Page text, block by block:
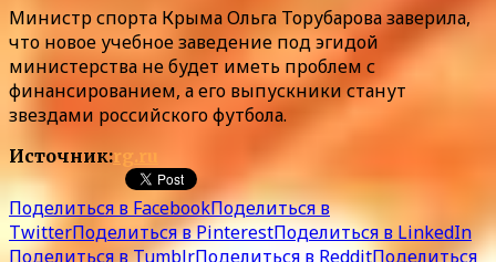
Министр спорта Крыма Ольга Торубарова заверила,
что новое учебное заведение под эгидой
министерства не будет иметь проблем с
финансированием, а его выпускники станут
звездами российского футбола.
Источник:rg.ru
Поделиться в FacebookПоделиться в
TwitterПоделиться в PinterestПоделиться в LinkedIn
Поделиться в TumblrПоделиться в RedditПоделиться